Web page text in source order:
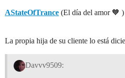
AStateOfTrance (El día del amor 🧡 )
La propia hija de su cliente lo está
Davvv9509: